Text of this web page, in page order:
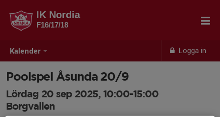
Kalender Logga in
IK Nordia
F16/17/18
Poolspel Åsunda 20/9
Lördag 20 sep 2025, 10:00-15:00
Borgvallen